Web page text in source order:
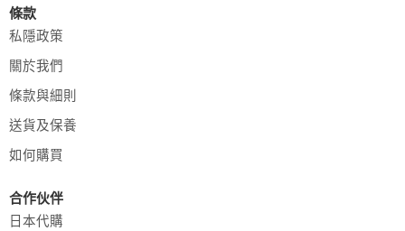
條款
私隱政策
關於我們
條款與細則
送貨及保養
如何購買
合作伙伴
日本代購